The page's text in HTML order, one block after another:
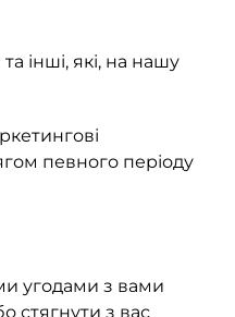
інші, які, на нашу
певного періоду
угодами з вами
стягнути з вас